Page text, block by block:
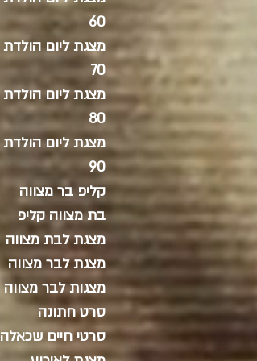
60
מצגת ליום הולדת
70
מצגת ליום הולדת
80
מצגת ליום הולדת
90
קליפ בר מצווה
בת מצווה קליפ
מצגת לבת מצווה
מצגת לבר מצווה
מצגות לבר מצווה
סרט חתונה
סרטי חיים שכאלה